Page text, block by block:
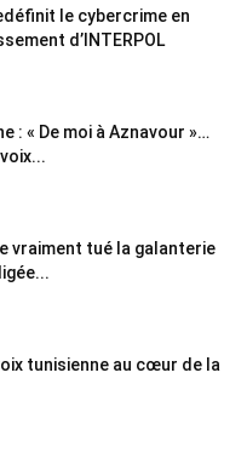
le cybercrime en
d’INTERPOL
: « De moi à Aznavour »…
vraiment tué la galanterie
tunisienne au cœur de la